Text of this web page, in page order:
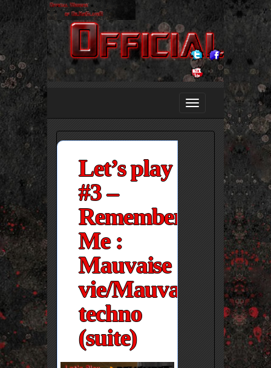
Let’s play
#3 –
Remember
Me :
Mauvaise
vie/Mauvaise
techno
(suite)